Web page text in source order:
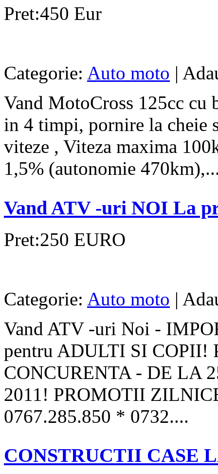
Pret:450 Eur
Categorie: Auto moto |
Vand MotoCross 125cc cu
in 4 timpi, pornire la cheie
viteze , Viteza maxima
1,5% (autonomie
Vand ATV -uri NOI La
Pret:250 EURO
Categorie: Auto moto |
Vand ATV -uri Noi -
pentru ADULTI SI COPII!
CONCURENTA - DE LA
2011! PROMOTII
0767.285.850 * 0732....
CONSTRUCTII CASE